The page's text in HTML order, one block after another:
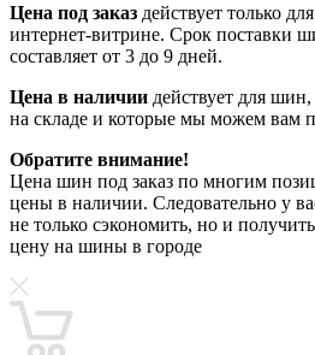
Цена под заказ действует только
интернет-витрине. Срок поставки
составляет от 3 до 9 дней.
Цена в наличии действует для
на складе и которые мы можем вам
Обратите внимание!
Цена шин под заказ по многим
цены в наличии. Следовательно у
не только сэкономить, но и
цену на шины в городе